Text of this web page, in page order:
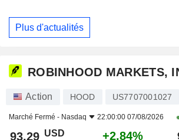
Plus d'actualités
ROBINHOOD MARKETS,
Action HOOD US7707001027
Marché Fermé - Nasdaq 22:00:00 07/08/2026
93,29 USD +2,84%